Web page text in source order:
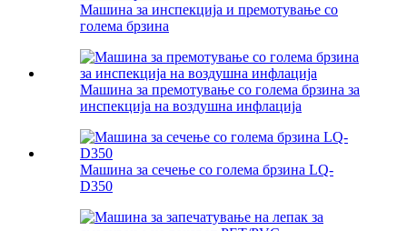
Машина за инспекција и премотување со
голема брзина
Машина за премотување со голема брзина за
инспекција на воздушна инфлација
Машина за сечење со голема брзина LQ-
D350